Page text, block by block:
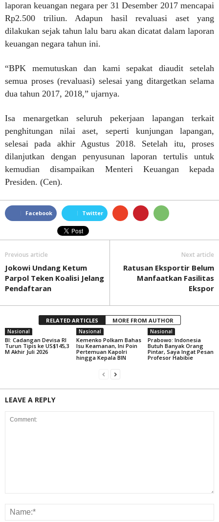
laporan keuangan negara per 31 Desember 2017 mencapai
Rp2.500 triliun. Adapun hasil revaluasi aset yang
dilakukan sejak tahun lalu baru akan dicatat dalam laporan
keuangan negara tahun ini.
“BPK memutuskan dan kami sepakat diaudit setelah
semua proses (revaluasi) selesai yang ditargetkan selama
dua tahun 2017, 2018,” ujarnya.
Isa menargetkan seluruh pekerjaan lapangan terkait
penghitungan nilai aset, seperti kunjungan lapangan,
selesai pada akhir Agustus 2018. Setelah itu, proses
dilanjutkan dengan penyusunan laporan tertulis untuk
kemudian disampaikan Menteri Keuangan kepada
Presiden. (Cen).
Facebook Twitter
Previous article
Jokowi Undang Ketum
Parpol Teken Koalisi Jelang
Pendaftaran
Next article
Ratusan Eksportir Belum
Manfaatkan Fasilitas
Ekspor
RELATED ARTICLES MORE FROM AUTHOR
Nasional
BI: Cadangan Devisa RI
Turun Tipis ke US$145,3
M Akhir Juli 2026
Nasional
Kemenko Polkam Bahas
Isu Keamanan, Ini Poin
Pertemuan Kapolri
hingga Kepala BIN
Nasional
Prabowo: Indonesia
Butuh Banyak Orang
Pintar, Saya Ingat Pesan
Profesor Habibie
LEAVE A REPLY